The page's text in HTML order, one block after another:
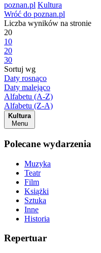
poznan.pl Kultura
Wróć do poznan.pl
Liczba wyników na stronie
20
10
20
30
Sortuj wg
Daty rosnąco
Daty malejąco
Alfabetu (A-Z)
Alfabetu (Z-A)
Kultura
Menu
Polecane wydarzenia
Muzyka
Teatr
Film
Książki
Sztuka
Inne
Historia
Repertuar